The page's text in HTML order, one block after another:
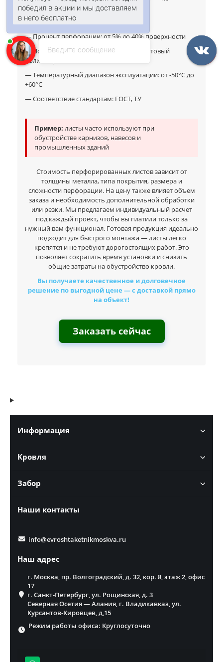
спецификации)
— Диаметр отверстий: от 1 до 10 мм
— Процент перфорации: от 5% до 40% поверхности
— Покрытие: цинк, полиэстер, пурал, матовый
полиэстер (цвета по RAL)
— Температурный диапазон эксплуатации: от -50°C до
+60°C
— Соответствие стандартам: ГОСТ, ТУ
Пример: листы часто используют при
обустройстве карнизов, навесов и
промышленных зданий
Стоимость перфорированных листов зависит от
толщины металла, типа покрытия, размера и
сложности перфорации. На цену также влияет объем
заказа и необходимость дополнительной обработки
или резки. Мы предлагаем индивидуальный расчет
под каждый проект, чтобы вы платили только за
нужный вам функционал. Готовая продукция идеально
подходит для быстрого монтажа — листы легко
крепятся и не требуют дорогостоящих работ. Это
позволяет сократить время установки и снизить
общие затраты на обустройство кровли.
Вы получаете качественное и долговечное
решение по выгодной цене — с доставкой прямо
на объект!
Заказать сейчас
Информация
Кровля
Забор
Наши контакты
info@evroshtaketnikmoskva.ru
Наш адрес
г. Москва, пр. Волгоградский, д. 32, кор. 8, этаж 2, офис
17
г. Санкт-Петербург, ул. Рощинская, д. 3
Северная Осетия — Алания, г. Владикавказ, ул.
Курсантов-Кировцев, д,15
Режим работы офиса: Круглосуточно
Введите сообщение
в него бесплатно
Аннапечатает...